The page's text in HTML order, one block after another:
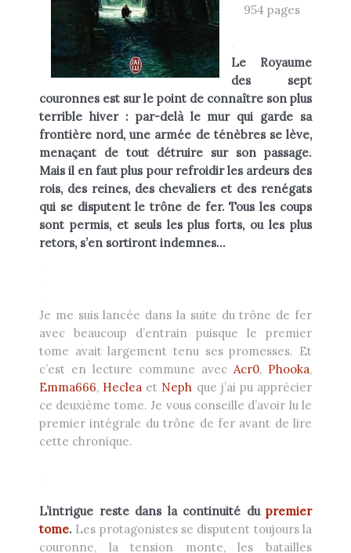
RECHERCHE
954 pages
.
Le Royaume
des sept
couronnes est sur le point de connaître son plus
terrible hiver : par-delà le mur qui garde sa
frontière nord, une armée de ténèbres se lève,
menaçant de tout détruire sur son passage.
Mais il en faut plus pour refroidir les ardeurs des
rois, des reines, des chevaliers et des renégats
qui se disputent le trône de fer. Tous les coups
sont permis, et seuls les plus forts, ou les plus
retors, s’en sortiront indemnes…
.
.
.
Je me suis lancée dans la suite du trône de fer
avec beaucoup d’entrain puisque le premier
tome avait largement tenu ses promesses. Et
c’est en lecture commune avec Acr0, Phooka,
Emma666, Heclea et Neph que j’ai pu apprécier
ce deuxième tome. Je vous conseille d’avoir lu le
premier intégrale du trône de fer avant de lire
cette chronique.
.
L’intrigue reste dans la continuité du premier
tome. Les protagonistes se disputent toujours la
couronne, la tension monte, les batailles